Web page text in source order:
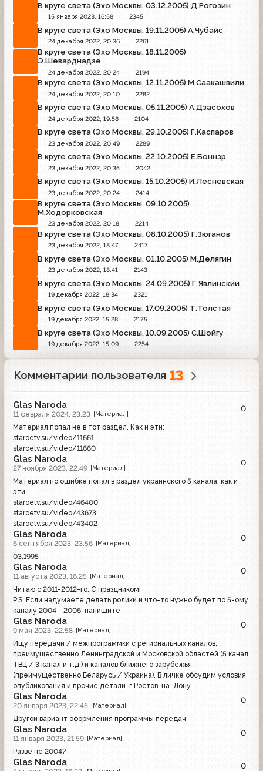
В круге света (Эхо Москвы, 03.12.2005) Д.Рогозин
15 января 2023, 16:58 2345
В круге света (Эхо Москвы, 19.11.2005) А.Чубайс
24 декабря 2022, 20:36 2261
В круге света (Эхо Москвы, 18.11.2005)
Э.Шеварднадзе
24 декабря 2022, 20:24 2194
В круге света (Эхо Москвы, 12.11.2005) М.Саакашвили
24 декабря 2022, 20:10 2282
В круге света (Эхо Москвы, 05.11.2005) А.Дзасохов
24 декабря 2022, 19:58 2104
В круге света (Эхо Москвы, 29.10.2005) Г.Каспаров
23 декабря 2022, 20:49 2289
В круге света (Эхо Москвы, 22.10.2005) Е.Боннэр
23 декабря 2022, 20:35 2042
В круге света (Эхо Москвы, 15.10.2005) И.Лесневская
23 декабря 2022, 20:24 2414
В круге света (Эхо Москвы, 09.10.2005)
М.Ходорковская
23 декабря 2022, 20:18 2214
В круге света (Эхо Москвы, 08.10.2005) Г.Зюганов
23 декабря 2022, 18:47 2417
В круге света (Эхо Москвы, 01.10.2005) М.Делягин
23 декабря 2022, 18:41 2143
В круге света (Эхо Москвы, 24.09.2005) Г.Явлинский
19 декабря 2022, 18:34 2321
В круге света (Эхо Москвы, 17.09.2005) Т.Толстая
19 декабря 2022, 15:28 2175
В круге света (Эхо Москвы, 10.09.2005) С.Шойгу
19 декабря 2022, 15:09 2254
Комментарии пользователя13
Glas Naroda
11 февраля 2024, 23:23 [Материал]
0
Материал попал не в тот раздел. Как и эти:
staroetv.su/video/11661
staroetv.su/video/11660
Glas Naroda
27 ноября 2023, 22:49 [Материал]
0
Материал по ошибке попал в раздел украинского 5 канала, как и
эти:
staroetv.su/video/46400
staroetv.su/video/43673
staroetv.su/video/43402
Glas Naroda
6 сентября 2023, 23:56 [Материал]
0
03.1995
Glas Naroda
11 августа 2023, 16:25 [Материал]
0
Читаю с 2011-2012-го. С праздником!
P.S. Если надумаете делать ролики и что-то нужно будет по 5-ому
каналу 2004 - 2006, напишите
Glas Naroda
9 мая 2023, 22:58 [Материал]
0
Ищу передачи / межпрограммки с региональных каналов,
преимущественно Ленинградской и Московской областей (5 канал,
ТВЦ / 3 канал и т.д.) и каналов ближнего зарубежья
(преимущественно Беларусь / Украина). В личке обсудим условия
опубликования и прочие детали. г.Ростов-на-Дону
Glas Naroda
20 января 2023, 22:45 [Материал]
0
Другой вариант оформления программы передач
Glas Naroda
11 января 2023, 21:59 [Материал]
0
Разве не 2004?
Glas Naroda 0